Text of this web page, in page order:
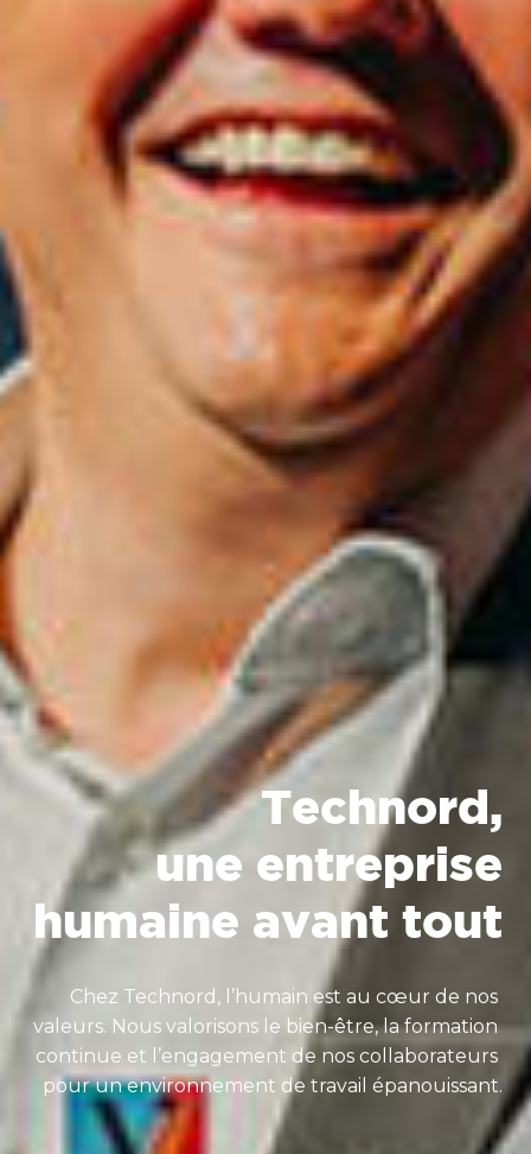
Technord,
une entreprise
humaine avant tout
Chez Technord, l’humain est au cœur de nos
valeurs. Nous valorisons le bien-être, la formation
continue et l’engagement de nos collaborateurs
pour un environnement de travail épanouissant.